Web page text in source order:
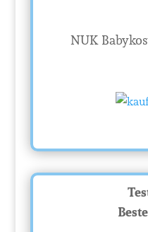
NUK